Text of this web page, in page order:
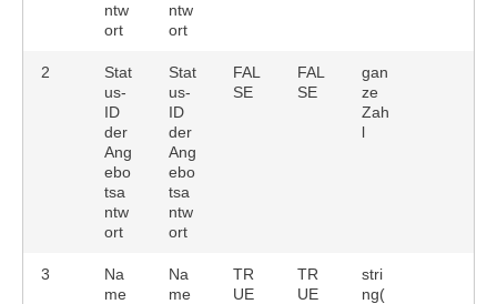
ntw
ort
ntw
ort
2
Stat
us-
ID
der
Ang
ebo
tsa
ntw
ort
Stat
us-
ID
der
Ang
ebo
tsa
ntw
ort
FAL
SE
FAL
SE
gan
ze
Zah
l
3
Na
me
Na
me
TR
UE
TR
UE
stri
ng(